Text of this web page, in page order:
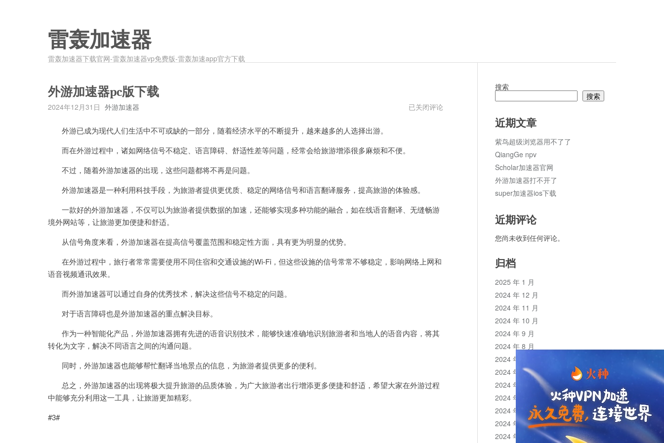
雷轰加速器
雷轰加速器下载官网-雷轰加速器vp免费版-雷轰加速app官方下载
外游加速器pc版下载
2024年12月31日 外游加速器
外
已关闭评论
外游已成为现代人们生活中不可或缺的一部分，随着经济水平的不断提升，越来越多的人选择出游。
而在外游过程中，诸如网络信号不稳定、语言障碍、舒适性差等问题，经常会给旅游增添很多麻烦和不便。
不过，随着外游加速器的出现，这些问题都将不再是问题。
外游加速器是一种利用科技手段，为旅游者提供更优质、稳定的网络信号和语言翻译服务，提高旅游的体验感。
一款好的外游加速器，不仅可以为旅游者提供数据的加速，还能够实现多种功能的融合，如在线语音翻译、无缝畅游
境外网站等，让旅游更加便捷和舒适。
从信号角度来看，外游加速器在提高信号覆盖范围和稳定性方面，具有更为明显的优势。
在外游过程中，旅行者常常需要使用不同住宿和交通设施的Wi-Fi，但这些设施的信号常常不够稳定，影响网络上网和
语音视频通讯效果。
而外游加速器可以通过自身的优秀技术，解决这些信号不稳定的问题。
对于语言障碍也是外游加速器的重点解决目标。
作为一种智能化产品，外游加速器拥有先进的语音识别技术，能够快速准确地识别旅游者和当地人的语音内容，将其
转化为文字，解决不同语言之间的沟通问题。
同时，外游加速器也能够帮忙翻译当地景点的信息，为旅游者提供更多的便利。
总之，外游加速器的出现将极大提升旅游的品质体验，为广大旅游者出行增添更多便捷和舒适，希望大家在外游过程
中能够充分利用这一工具，让旅游更加精彩。
#3#
搜索
搜索
近期文章
紫鸟超级浏览器用不了了
QiangGe npv
Scholar加速器官网
外游加速器打不开了
super加速器ios下载
近期评论
您尚未收到任何评论。
归档
2025 年 1 月
2024 年 12 月
2024 年 11 月
2024 年 10 月
2024 年 9 月
2024 年 8 月
2024 年 7 月
2024 年 6 月
2024 年 5 月
2024 年 4 月
2024 年 3 月
2024 年 2 月
2024 年 1 月